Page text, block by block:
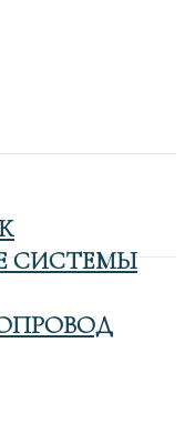
СИСТЕМЫ